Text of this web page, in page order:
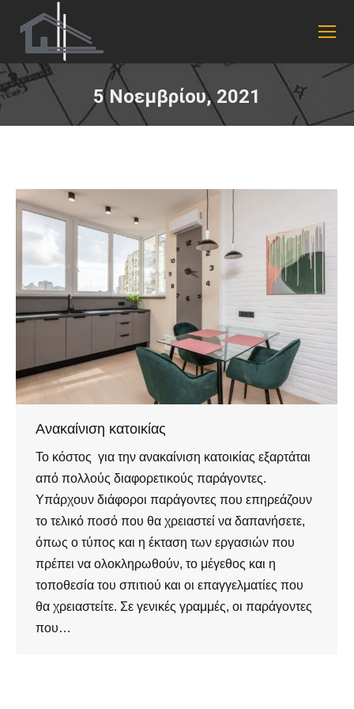
5 Νοεμβρίου, 2021
You are here:
Ανακαίνιση κατοικίας
Το κόστος για την ανακαίνιση κατοικίας εξαρτάται
από πολλούς διαφορετικούς παράγοντες.
Υπάρχουν διάφοροι παράγοντες που επηρεάζουν
το τελικό ποσό που θα χρειαστεί να δαπανήσετε,
όπως ο τύπος και η έκταση των εργασιών που
πρέπει να ολοκληρωθούν, το μέγεθος και η
τοποθεσία του σπιτιού και οι επαγγελματίες που
θα χρειαστείτε. Σε γενικές γραμμές, οι παράγοντες
που…